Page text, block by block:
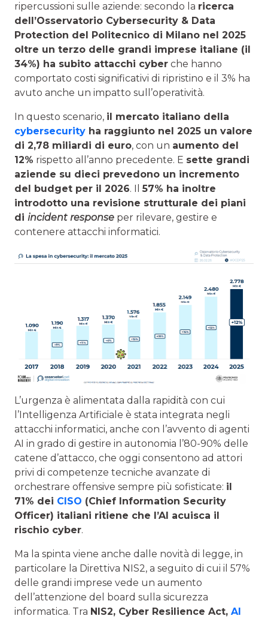
ripercussioni sulle aziende: secondo la ricerca
dell’Osservatorio Cybersecurity & Data
Protection del Politecnico di Milano nel 2025
oltre un terzo delle grandi imprese italiane (il
34%) ha subito attacchi cyber che hanno
comportato costi significativi di ripristino e il 3% ha
avuto anche un impatto sull’operatività.
In questo scenario, il mercato italiano della
cybersecurity ha raggiunto nel 2025 un valore
di 2,78 miliardi di euro, con un aumento del
12% rispetto all’anno precedente. E sette grandi
aziende su dieci prevedono un incremento
del budget per il 2026. Il 57% ha inoltre
introdotto una revisione strutturale dei piani
di incident response per rilevare, gestire e
contenere attacchi informatici.
L’urgenza è alimentata dalla rapidità con cui
l’Intelligenza Artificiale è stata integrata negli
attacchi informatici, anche con l’avvento di agenti
AI in grado di gestire in autonomia l’80-90% delle
catene d’attacco, che oggi consentono ad attori
privi di competenze tecniche avanzate di
orchestrare offensive sempre più sofisticate: il
71% dei CISO (Chief Information Security
Officer) italiani ritiene che l’AI acuisca il
rischio cyber.
Ma la spinta viene anche dalle novità di legge, in
particolare la Direttiva NIS2, a seguito di cui il 57%
delle grandi imprese vede un aumento
dell’attenzione del board sulla sicurezza
informatica. Tra NIS2, Cyber Resilience Act, AI